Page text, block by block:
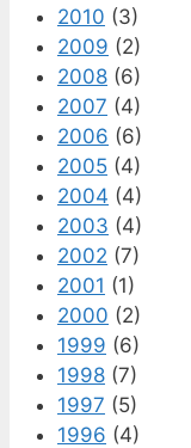
2010 (3)
2009 (2)
2008 (6)
2007 (4)
2006 (6)
2005 (4)
2004 (4)
2003 (4)
2002 (7)
2001 (1)
2000 (2)
1999 (6)
1998 (7)
1997 (5)
1996 (4)